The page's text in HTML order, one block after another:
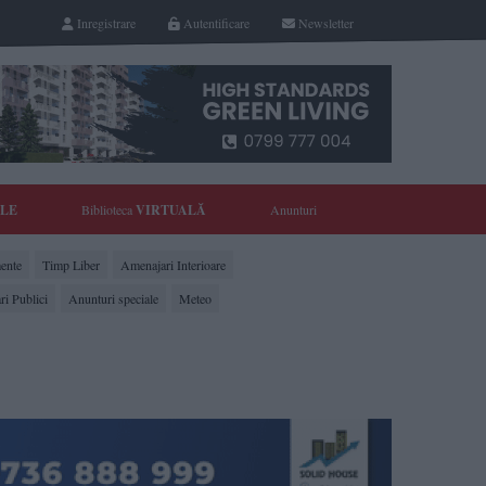
Newsletter
Autentificare
Inregistrare
BibliotecaVIRTUALĂ Anunturi
Timp Liber
Amenajari Interioare
Publici
Anunturi speciale Meteo